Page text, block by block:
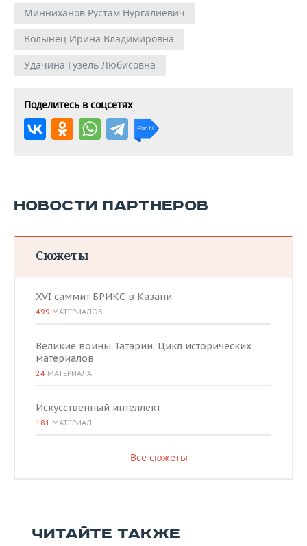
Минниханов Рустам Нургалиевич
Волынец Ирина Владимировна
Удачина Гузель Любисовна
Поделитесь в соцсетях
НОВОСТИ ПАРТНЕРОВ
Сюжеты
XVI саммит БРИКС в Казани
499 МАТЕРИАЛОВ
Великие воины Татарии. Цикл исторических
материалов
24 МАТЕРИАЛА
Искусственный интеллект
181 МАТЕРИАЛ
Все сюжеты
ЧИТАЙТЕ ТАКЖЕ